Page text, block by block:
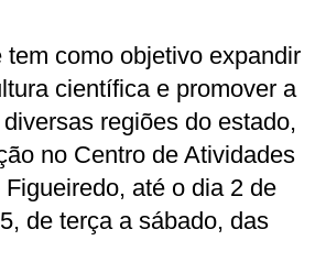
tem como objetivo expandir
científica e promover a
regiões do estado,
no Centro de Atividades
até o dia 2 de
de terça a sábado, das